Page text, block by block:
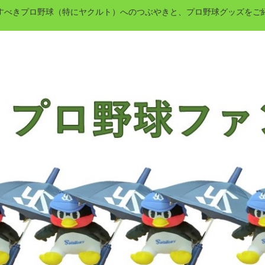
べきプロ野球（特にヤクルト）へのつぶやきと、プロ野球グッズをご